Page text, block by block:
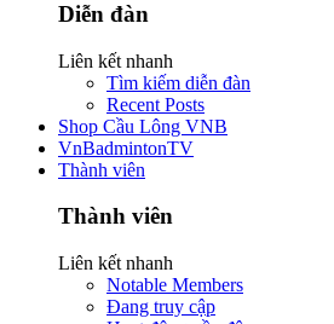
Diễn đàn
Liên kết nhanh
Tìm kiếm diễn đàn
Recent Posts
Shop Cầu Lông VNB
VnBadmintonTV
Thành viên
Thành viên
Liên kết nhanh
Notable Members
Đang truy cập